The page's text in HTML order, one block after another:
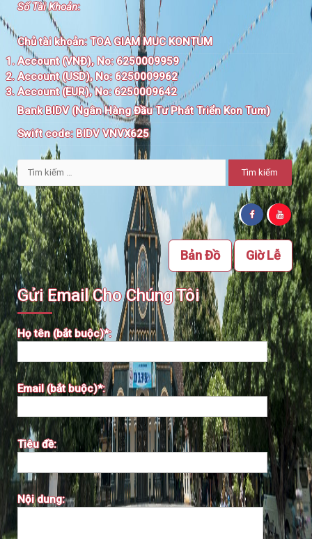
Số Tài Khoản:
Chủ tài khoản:TOA GIAM MUC KONTUM
Account (VNĐ), No: 6250009959
Account (USD), No: 6250009962
Account (EUR), No: 6250009642
Bank BIDV (Ngân Hàng Đầu Tư Phát Triển Kon Tum)
Swift code:BIDV VNVX625
Tìm
kiếm
cho:
Giờ Lễ
Bản Đồ
Gửi Email Cho Chúng Tôi
Họ tên (bắt buộc)*:
Email (bắt buộc)*:
Tiêu đề:
Nội dung: